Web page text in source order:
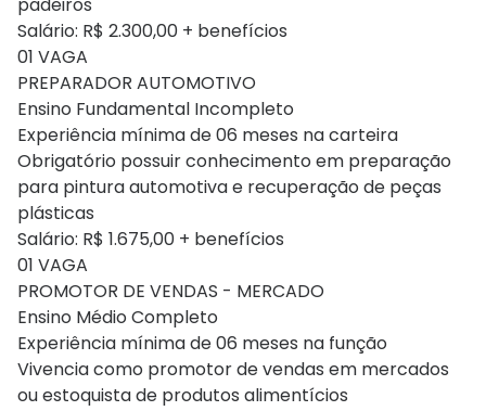
Salário: R$ 2.300,00 + benefícios
01 VAGA
PREPARADOR AUTOMOTIVO
Ensino Fundamental Incompleto
Experiência mínima de 06 meses na carteira
Obrigatório possuir conhecimento em preparação
para pintura automotiva e recuperação de peças
plásticas
Salário: R$ 1.675,00 + benefícios
01 VAGA
PROMOTOR DE VENDAS - MERCADO
Ensino Médio Completo
Experiência mínima de 06 meses na função
Vivencia como promotor de vendas em mercados
ou estoquista de produtos alimentícios